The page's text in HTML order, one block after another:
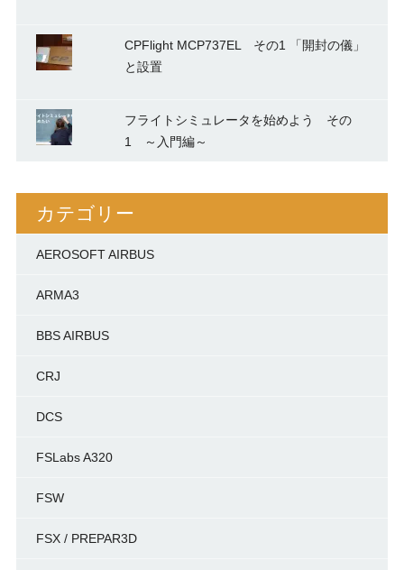
CPFlight MCP737EL その1 「開封の儀」
と設置
フライトシミュレータを始めよう その
1 ～入門編～
カテゴリー
AEROSOFT AIRBUS
ARMA3
BBS AIRBUS
CRJ
DCS
FSLabs A320
FSW
FSX / PREPAR3D